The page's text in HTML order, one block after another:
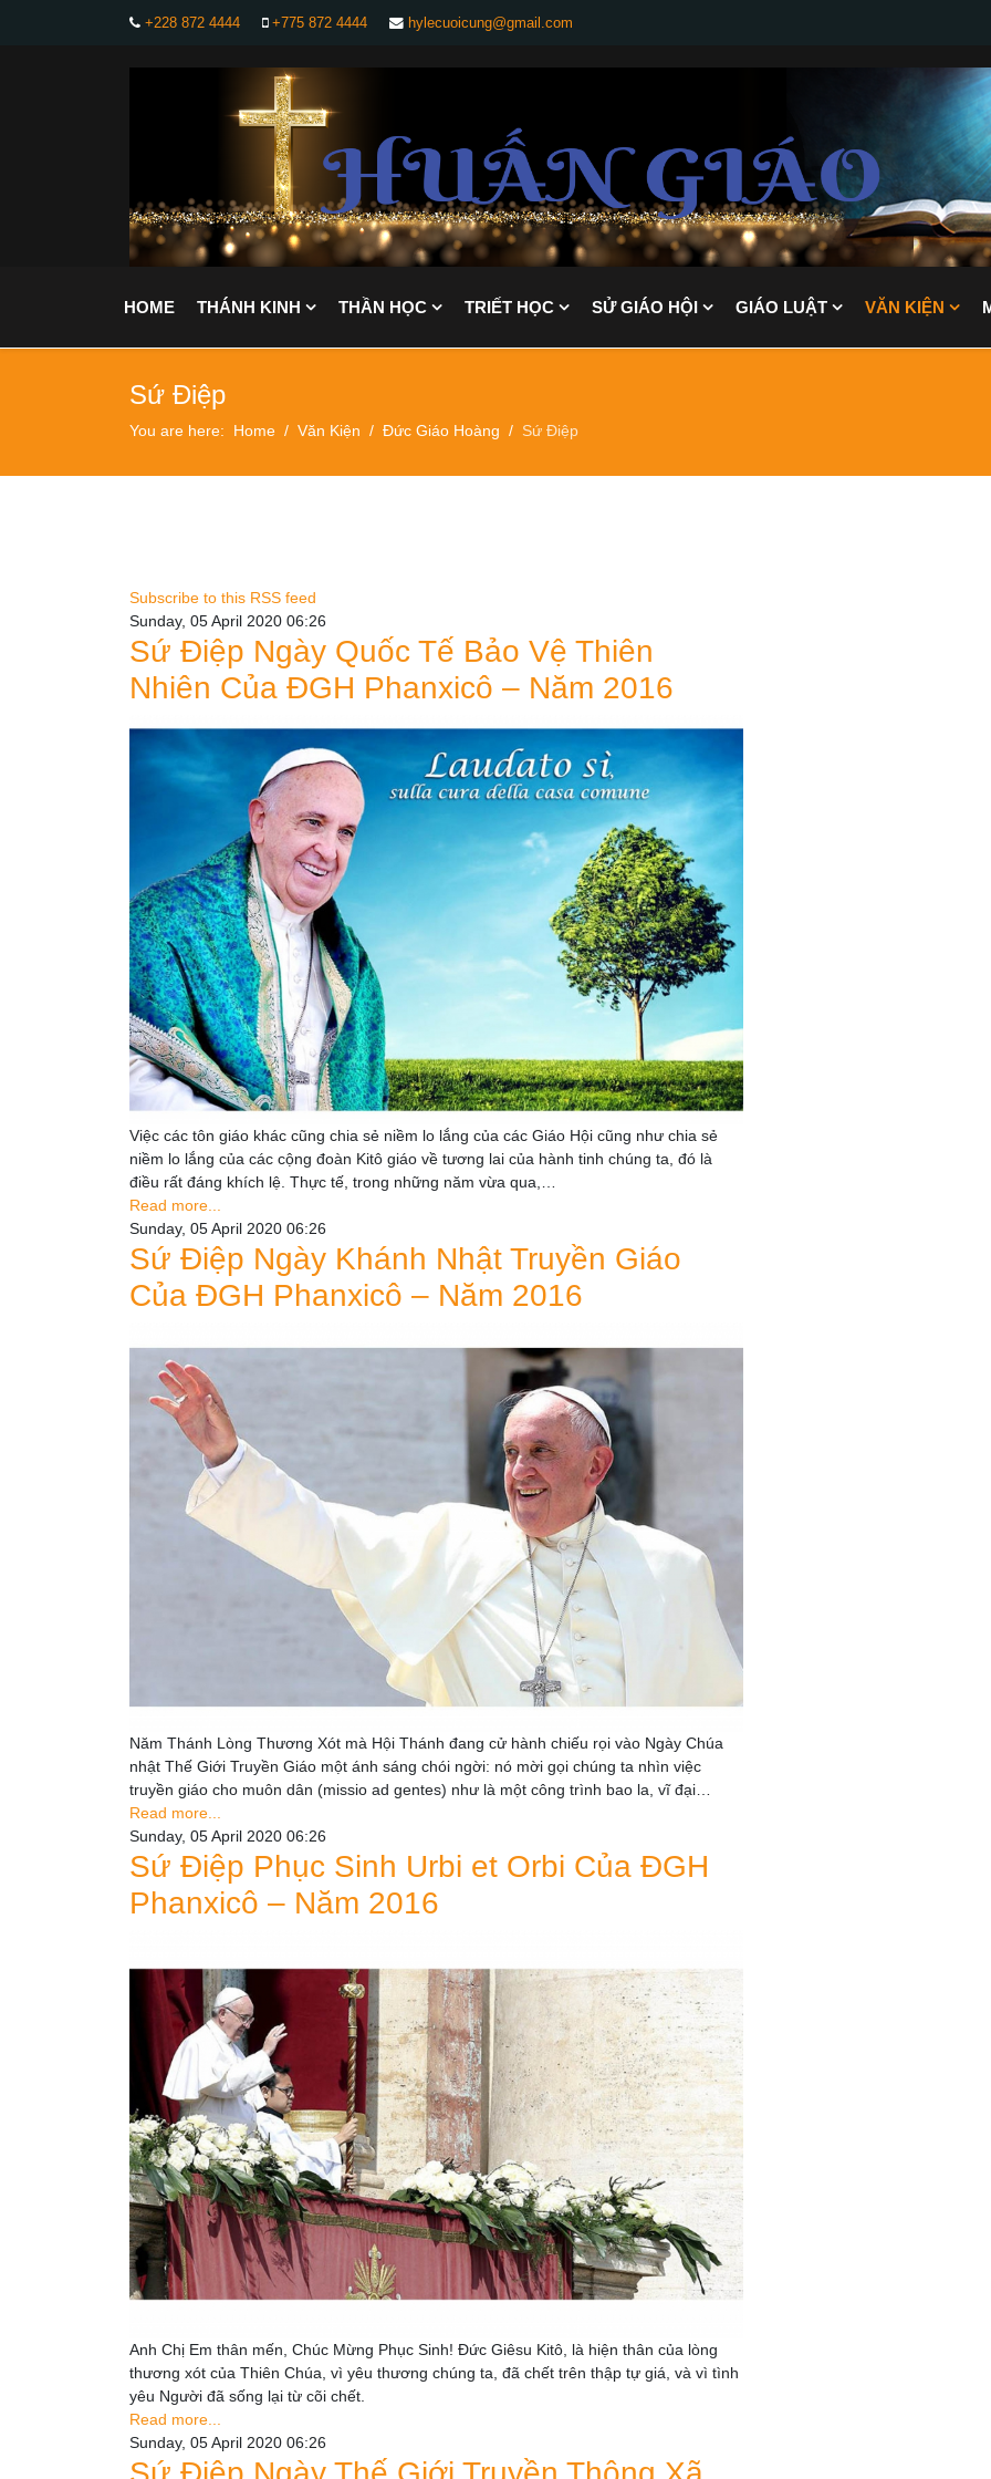
+228 872 4444 +775 872 4444 hylecuoicung@gmail.com
HOME THÁNH KINH THẦN HỌC TRIẾT HỌC SỬ GIÁO HỘI GIÁO LUẬT VĂN KIỆN
Sứ Điệp
You are here: Home Văn Kiện Đức Giáo Hoàng Sứ Điệp
Subscribe to this RSS feed
Sunday, 05 April 2020 06:26
Sứ Điệp Ngày Quốc Tế Bảo Vệ Thiên
Nhiên Của ĐGH Phanxicô – Năm 2016
Việc các tôn giáo khác cũng chia sẻ niềm lo lắng của các Giáo Hội cũng như chia sẻ
niềm lo lắng của các cộng đoàn Kitô giáo về tương lai của hành tinh chúng ta, đó là
điều rất đáng khích lệ. Thực tế, trong những năm vừa qua,…
Read more...
Sunday, 05 April 2020 06:26
Sứ Điệp Ngày Khánh Nhật Truyền Giáo
Của ĐGH Phanxicô – Năm 2016
Năm Thánh Lòng Thương Xót mà Hội Thánh đang cử hành chiếu rọi vào Ngày Chúa
nhật Thế Giới Truyền Giáo một ánh sáng chói ngời: nó mời gọi chúng ta nhìn việc
truyền giáo cho muôn dân (missio ad gentes) như là một công trình bao la, vĩ đại…
Read more...
Sunday, 05 April 2020 06:26
Sứ Điệp Phục Sinh Urbi et Orbi Của ĐGH
Phanxicô – Năm 2016
Anh Chị Em thân mến, Chúc Mừng Phục Sinh! Đức Giêsu Kitô, là hiện thân của lòng
thương xót của Thiên Chúa, vì yêu thương chúng ta, đã chết trên thập tự giá, và vì tình
yêu Người đã sống lại từ cõi chết.
Read more...
Sunday, 05 April 2020 06:26